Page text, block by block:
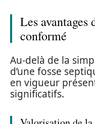
Les avantages
conformé
Au-delà de la
d’une fosse
en vigueur
significatifs.